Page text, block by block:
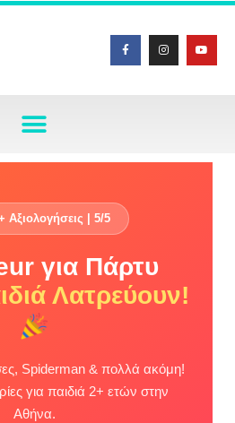
Αξιολογήσεις | 5/5
για Πάρτυ
Λατρεύουν!
Spiderman & πολλά ακόμη!
για παιδιά 2+ ετών στην
Αθήνα.